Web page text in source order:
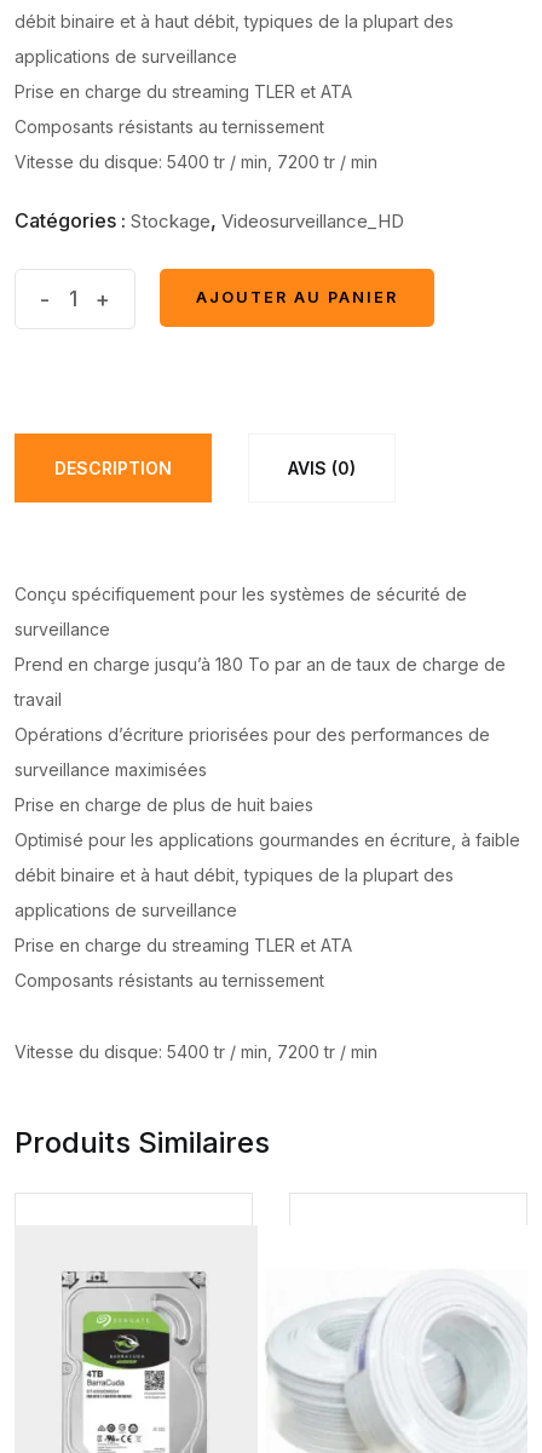
débit binaire et à haut débit, typiques de la plupart des
applications de surveillance
Prise en charge du streaming TLER et ATA
Composants résistants au ternissement
Vitesse du disque: 5400 tr / min, 7200 tr / min
Catégories : Stockage, Videosurveillance_HD
NEUF
- +
AJOUTER AU PANIER
DESCRIPTION AVIS (0)
Conçu spécifiquement pour les systèmes de sécurité de
surveillance
Prend en charge jusqu’à 180 To par an de taux de charge de
travail
Opérations d’écriture priorisées pour des performances de
surveillance maximisées
Prise en charge de plus de huit baies
Optimisé pour les applications gourmandes en écriture, à faible
débit binaire et à haut débit, typiques de la plupart des
applications de surveillance
Prise en charge du streaming TLER et ATA
Composants résistants au ternissement
Vitesse du disque: 5400 tr / min, 7200 tr / min
Produits Similaires